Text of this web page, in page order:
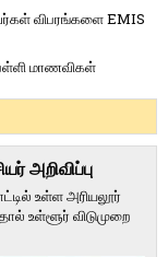
விபரங்களை EMIS
மாணவிகள்
அறிவிப்பு
உள்ள அரியலூர்
உள்ளூர் விடுமுறை